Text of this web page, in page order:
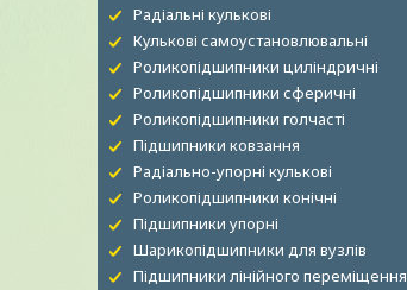
Радіальні кулькові
Кулькові самоустановлювальні
Роликопідшипники циліндричні
Роликопідшипники сферичні
Роликопідшипники голчасті
Підшипники ковзання
Радіально-упорні кулькові
Роликопідшипники конічні
Підшипники упорні
Шарикопідшипники для вузлів
Підшипники лінійного переміщення